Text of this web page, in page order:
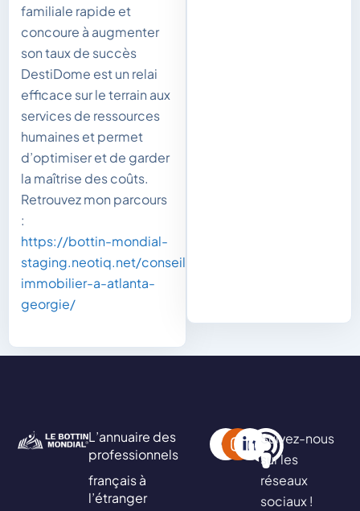
familiale rapide et
concoure à augmenter
son taux de succès
DestiDome est un relai
efficace sur le terrain aux
services de ressources
humaines et permet
d’optimiser et de garder
la maîtrise des coûts.
Retrouvez mon parcours
:
https://bottin-mondial-
staging.neotiq.net/conseil-
immobilier-a-atlanta-
georgie/
L’annuaire des
professionnels
français à
l’étranger
Suivez-nous
sur les
réseaux
sociaux !